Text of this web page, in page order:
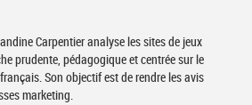
Carpentier analyse les sites de jeux
prudente, pédagogique et centrée sur le
Son objectif est de rendre les avis
marketing.